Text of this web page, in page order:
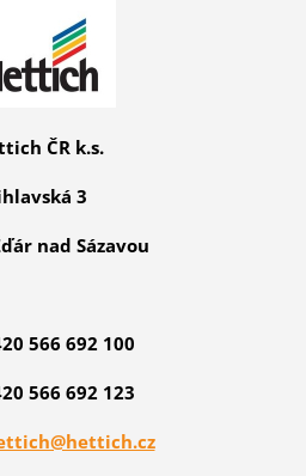
ČR k.s.
3
nad Sázavou
566 692 100
566 692 123